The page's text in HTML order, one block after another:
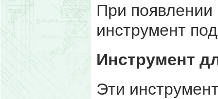
При появлении
инструмент
Инструмент
Эти